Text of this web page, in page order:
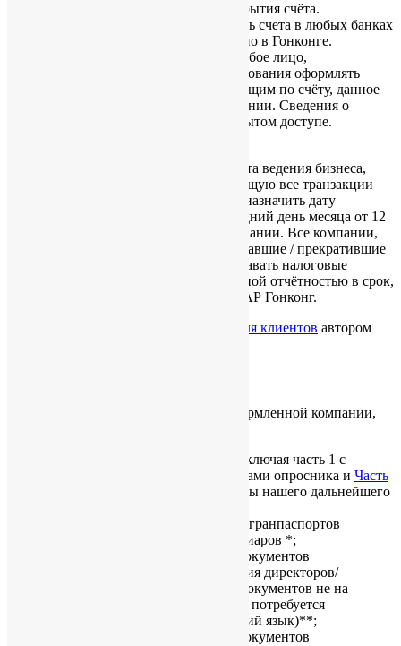
Нет требования к сроку и региону открытия счёта.
Гонконгская компания может открывать счета в любых банках
мира, нет требования иметь счёт именно в Гонконге.
Управляющим по счёту может быть любое лицо,
уполномоченное директором. Нет требования оформлять
директора и/или акционеров управляющим по счёту, данное
решение остаётся на усмотрение компании. Сведения о
банковских счетах не находятся в открытом доступе.
Все компании, вне зависимости от места ведения бизнеса,
обязаны готовить отчётность, отражающую все транзакции
компании. Директор компании может назначить дату
окончания финансового года на последний день месяца от 12
до 18 месяцев со дня регистрации компании. Все компании,
как ведущие деятельность, так и не начавшие / прекратившие
деятельность, обязаны заполнять и подавать налоговые
декларации с приложенной аудированной отчётностью в срок,
установленный Налоговой службой САР Гонконг.
Для клиентов автором
Для передачи готовых документов оформленной компании,
оригинал подписанной заявки, включая часть 1 с
информацией из заполненного Вами опросника и Часть
, содержащую основные моменты нашего дальнейшего
оригиналы / заверенные копии загранпаспортов
директоров/акционеров/бенефициаров *;
оригиналы / заверенные копии документов
подтверждения адреса проживания директоров/
акционеров/бенефициаров (для документов не на
английском или китайском языке потребуется
заверенный перевод на английский язык)**;
оригиналы / заверенные копии документов